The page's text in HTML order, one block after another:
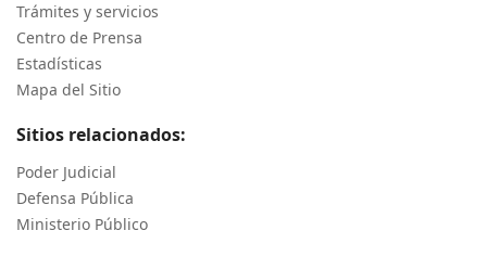
Trámites y servicios
Centro de Prensa
Estadísticas
Mapa del Sitio
Sitios relacionados:
Poder Judicial
Defensa Pública
Ministerio Público